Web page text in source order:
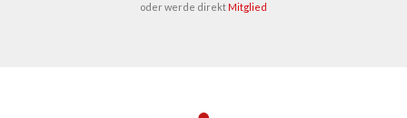
oder werde direkt Mitglied